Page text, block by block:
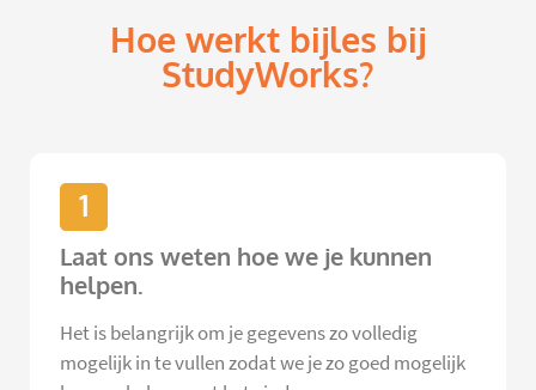
Hoe werkt bijles bij
StudyWorks?
1
Laat ons weten hoe we je kunnen
helpen.
Het is belangrijk om je gegevens zo volledig
mogelijk in te vullen zodat we je zo goed mogelijk